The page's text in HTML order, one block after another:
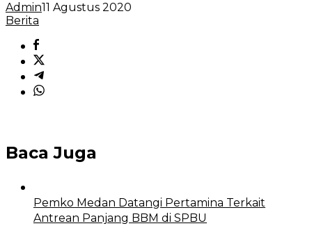
Admin11 Agustus 2020
Berita
Baca Juga
Pemko Medan Datangi Pertamina Terkait
Antrean Panjang BBM di SPBU